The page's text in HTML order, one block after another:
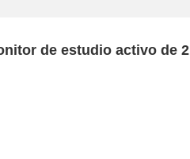
de estudio activo de 2